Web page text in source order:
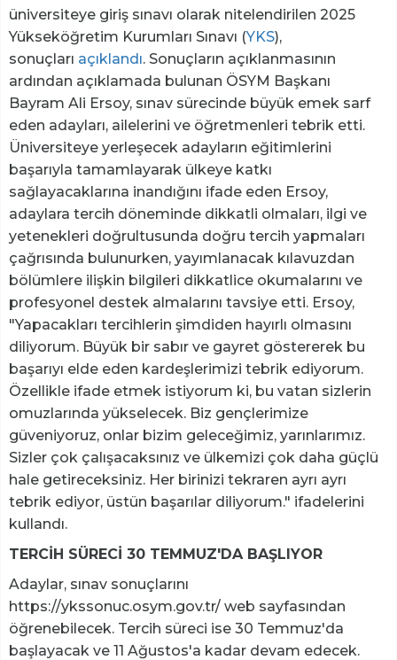
üniversiteye giriş sınavı olarak nitelendirilen 2025
Yükseköğretim Kurumları Sınavı (YKS),
sonuçları açıklandı. Sonuçların açıklanmasının
ardından açıklamada bulunan ÖSYM Başkanı
Bayram Ali Ersoy, sınav sürecinde büyük emek sarf
eden adayları, ailelerini ve öğretmenleri tebrik etti.
Üniversiteye yerleşecek adayların eğitimlerini
başarıyla tamamlayarak ülkeye katkı
sağlayacaklarına inandığını ifade eden Ersoy,
adaylara tercih döneminde dikkatli olmaları, ilgi ve
yetenekleri doğrultusunda doğru tercih yapmaları
çağrısında bulunurken, yayımlanacak kılavuzdan
bölümlere ilişkin bilgileri dikkatlice okumalarını ve
profesyonel destek almalarını tavsiye etti. Ersoy,
"Yapacakları tercihlerin şimdiden hayırlı olmasını
diliyorum. Büyük bir sabır ve gayret göstererek bu
başarıyı elde eden kardeşlerimizi tebrik ediyorum.
Özellikle ifade etmek istiyorum ki, bu vatan sizlerin
omuzlarında yükselecek. Biz gençlerimize
güveniyoruz, onlar bizim geleceğimiz, yarınlarımız.
Sizler çok çalışacaksınız ve ülkemizi çok daha güçlü
hale getireceksiniz. Her birinizi tekraren ayrı ayrı
tebrik ediyor, üstün başarılar diliyorum." ifadelerini
kullandı.
TERCİH SÜRECİ 30 TEMMUZ'DA BAŞLIYOR
Adaylar, sınav sonuçlarını
https://ykssonuc.osym.gov.tr/ web sayfasından
öğrenebilecek. Tercih süreci ise 30 Temmuz'da
başlayacak ve 11 Ağustos'a kadar devam edecek.